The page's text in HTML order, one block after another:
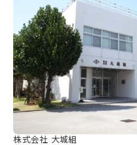
株式会社 大城組